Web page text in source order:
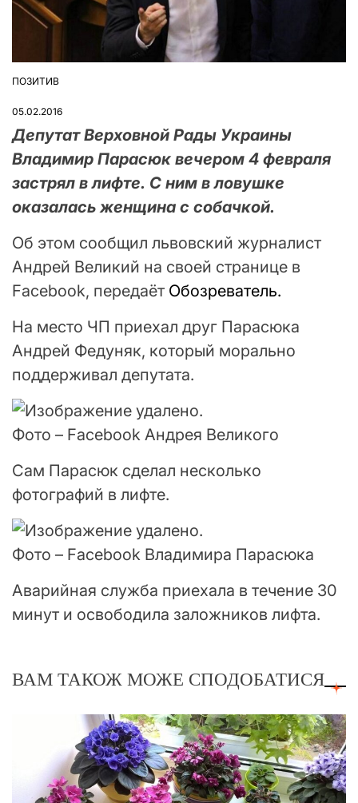
ОПУБЛІКУВАТИ
ПОЗИТИВ
05.02.2016
Депутат Верховной Рады Украины
Владимир Парасюк вечером 4 февраля
застрял в лифте. С ним в ловушке
оказалась женщина с собачкой.
Об этом сообщил львовский журналист
Андрей Великий на своей странице в
Facebook, передаёт Обозреватель.
На место ЧП приехал друг Парасюка
Андрей Федуняк, который морально
поддерживал депутата.
Фото – Facebook Андрея Великого
Сам Парасюк сделал несколько
фотографий в лифте.
Фото – Facebook Владимира Парасюка
Аварийная служба приехала в течение 30
минут и освободила заложников лифта.
ВАМ ТАКОЖ МОЖЕ СПОДОБАТИСЯ